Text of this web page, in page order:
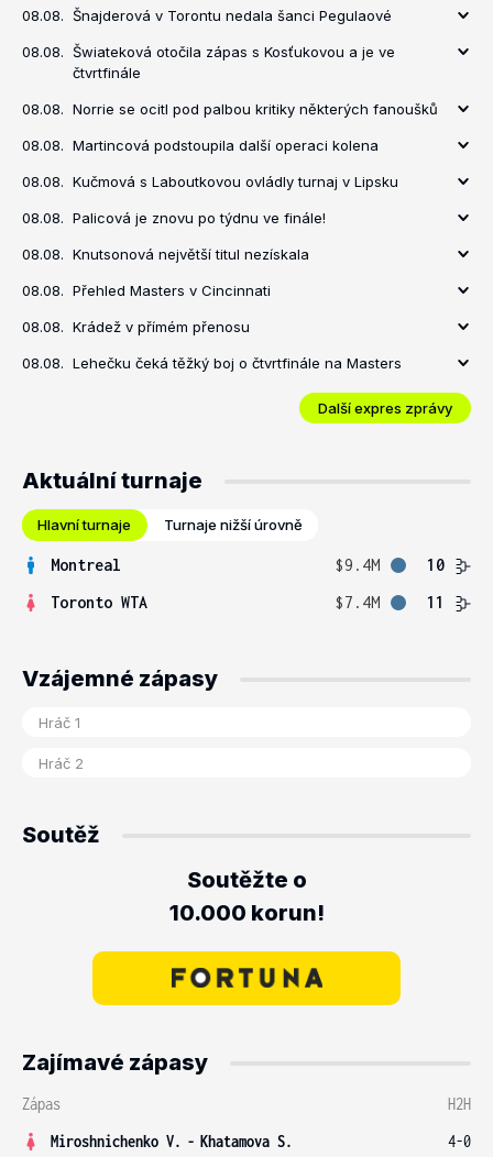
08.08. Šnajderová v Torontu nedala šanci Pegulaové
08.08. Šwiateková otočila zápas s Kosťukovou a je ve
čtvrtfinále
08.08. Norrie se ocitl pod palbou kritiky některých fanoušků
08.08. Martincová podstoupila další operaci kolena
08.08. Kučmová s Laboutkovou ovládly turnaj v Lipsku
08.08. Palicová je znovu po týdnu ve finále!
08.08. Knutsonová největší titul nezískala
08.08. Přehled Masters v Cincinnati
08.08. Krádež v přímém přenosu
08.08. Lehečku čeká těžký boj o čtvrtfinále na Masters
Další expres zprávy
Aktuální turnaje
Hlavní turnaje Turnaje nižší úrovně
Montreal $9.4M
10
Toronto WTA
$7.4M 11
Vzájemné zápasy
Soutěž
Soutěžte o
10.000 korun!
Zajímavé zápasy
Zápas
H2H
Miroshnichenko V. - Khatamova S.
4-0